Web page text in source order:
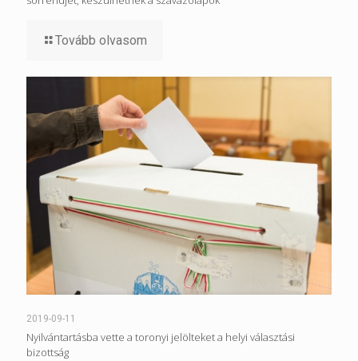
Tovább olvasom
2019-09-11
Nyilvántartásba vette a toronyi jelölteket a helyi választási
bizottság